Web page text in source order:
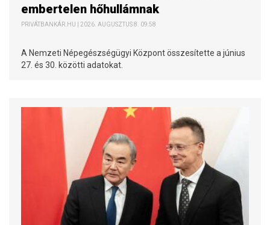
embertelen hőhullámnak
PRIVÁTBANKÁR.HU | 2026. AUGUSZTUS 8. 09:58
A Nemzeti Népegészségügyi Központ összesítette a június
27. és 30. közötti adatokat.